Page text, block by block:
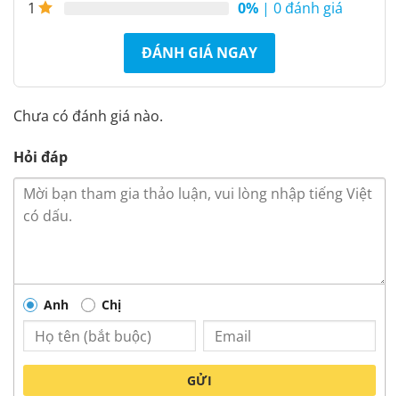
1
0% | 0 đánh giá
ĐÁNH GIÁ NGAY
Chưa có đánh giá nào.
Hỏi đáp
Anh Chị
GỬI